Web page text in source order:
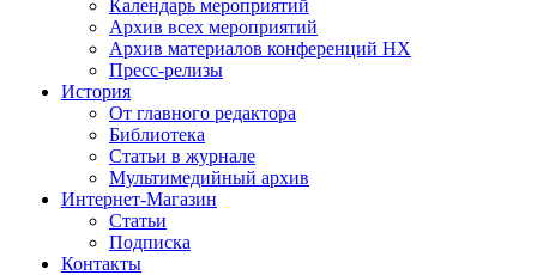
Календарь мероприятий
Архив всех мероприятий
Архив материалов конференций НХ
Пресс-релизы
История
От главного редактора
Библиотека
Статьи в журнале
Мультимедийный архив
Интернет-Магазин
Статьи
Подписка
Контакты